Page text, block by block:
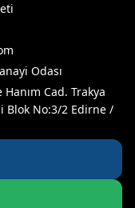
Odası
Cad. Trakya
Blok No:3/2 Edirne /